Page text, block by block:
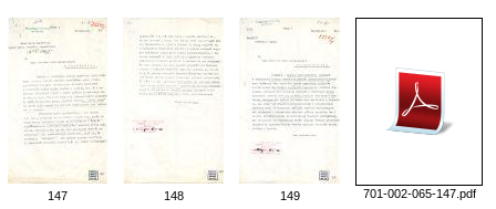
147 148 149
701-002-065-147.pdf